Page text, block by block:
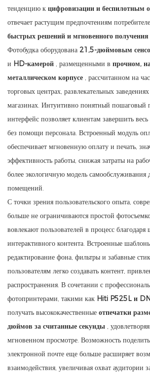
тенденцию к цифровизации и беспилотным
отвечает растущим предпочтениям
быстрых решений и мгновенного получения
Фотобудка оборудована 21,5-дюймовым
и HD-камерой , размещенными в прочном,
металлическом корпусе , рассчитанном на
торговых центрах, развлекательных
магазинах. Интуитивно понятный пошаговый
интерфейс позволяет клиентам завершить
без помощи персонала. Встроенный модуль
обеспечивает мгновенную оплату и печать,
эффективность работы, снижая затраты на
более экологичную модель самообслуживания
помещений.
С точки зрения пользовательского опыта,
больше не ограничиваются простой
вовлекают пользователей в процесс
интерактивного контента. Встроенные
редактирование фона, фильтры и забавные
пользователям легко создавать контент,
распространения. В сочетании с
фотопринтерами, такими как Hiti P525L и
получать высококачественные отпечатки
дюймов за считанные секунды ,
мгновенном просмотре. Возможность
электронной почте еще больше расширяет
взаимодействия, увеличивая охват аудитории